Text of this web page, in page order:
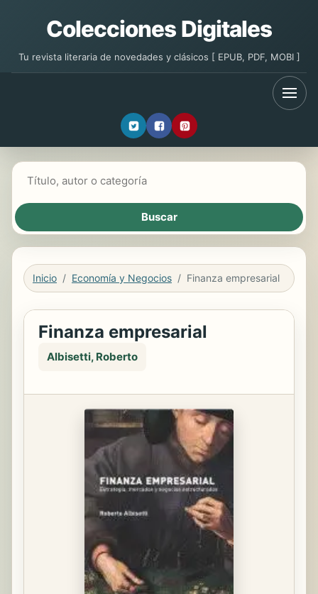
Colecciones Digitales
Tu revista literaria de novedades y clásicos [ EPUB, PDF, MOBI ]
Inicio Economía y Negocios Finanza empresarial
Finanza empresarial
Albisetti, Roberto